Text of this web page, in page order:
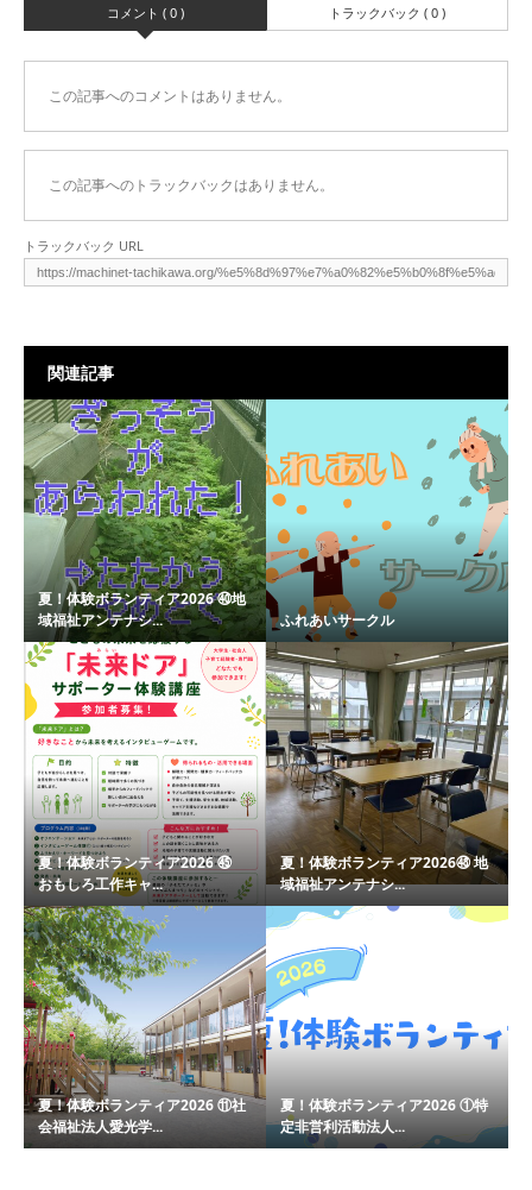
コメント ( 0 ) トラックバック ( 0 )
この記事へのコメントはありません。
この記事へのトラックバックはありません。
トラックバック URL
関連記事
夏！体験ボランティア2026 ㊵地
域福祉アンテナシ...
ふれあいサークル
夏！体験ボランティア2026 ㊺
おもしろ工作キャ...
夏！体験ボランティア2026㊽ 地
域福祉アンテナシ...
夏！体験ボランティア2026 ⑪社
会福祉法人愛光学...
夏！体験ボランティア2026 ①特
定非営利活動法人...